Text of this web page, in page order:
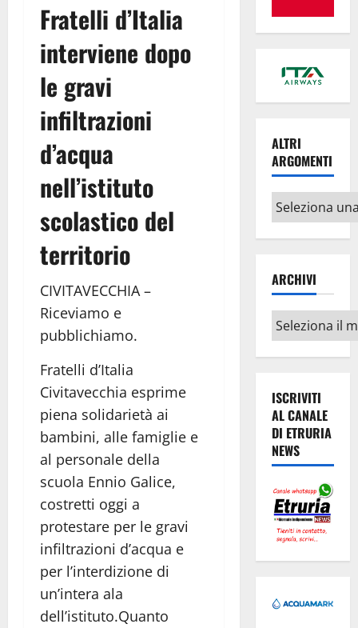
Fratelli d’Italia
interviene dopo
le gravi
infiltrazioni
d’acqua
nell’istituto
scolastico del
territorio
CIVITAVECCHIA –
Riceviamo e
pubblichiamo.
Fratelli d’Italia
Civitavecchia esprime
piena solidarietà ai
bambini, alle famiglie e
al personale della
scuola Ennio Galice,
costretti oggi a
protestare per le gravi
infiltrazioni d’acqua e
per l’interdizione di
un’intera ala
dell’istituto.Quanto
ALTRI
ARGOMENTI
Altri
argomenti
ARCHIVI
Archivi
ISCRIVITI
AL CANALE
DI ETRURIA
NEWS